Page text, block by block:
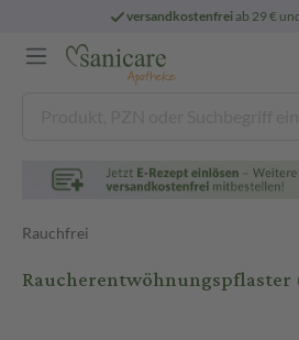
versandkostenfreiab 29 €
Rauchfrei
Raucherentwöhnungspflaster